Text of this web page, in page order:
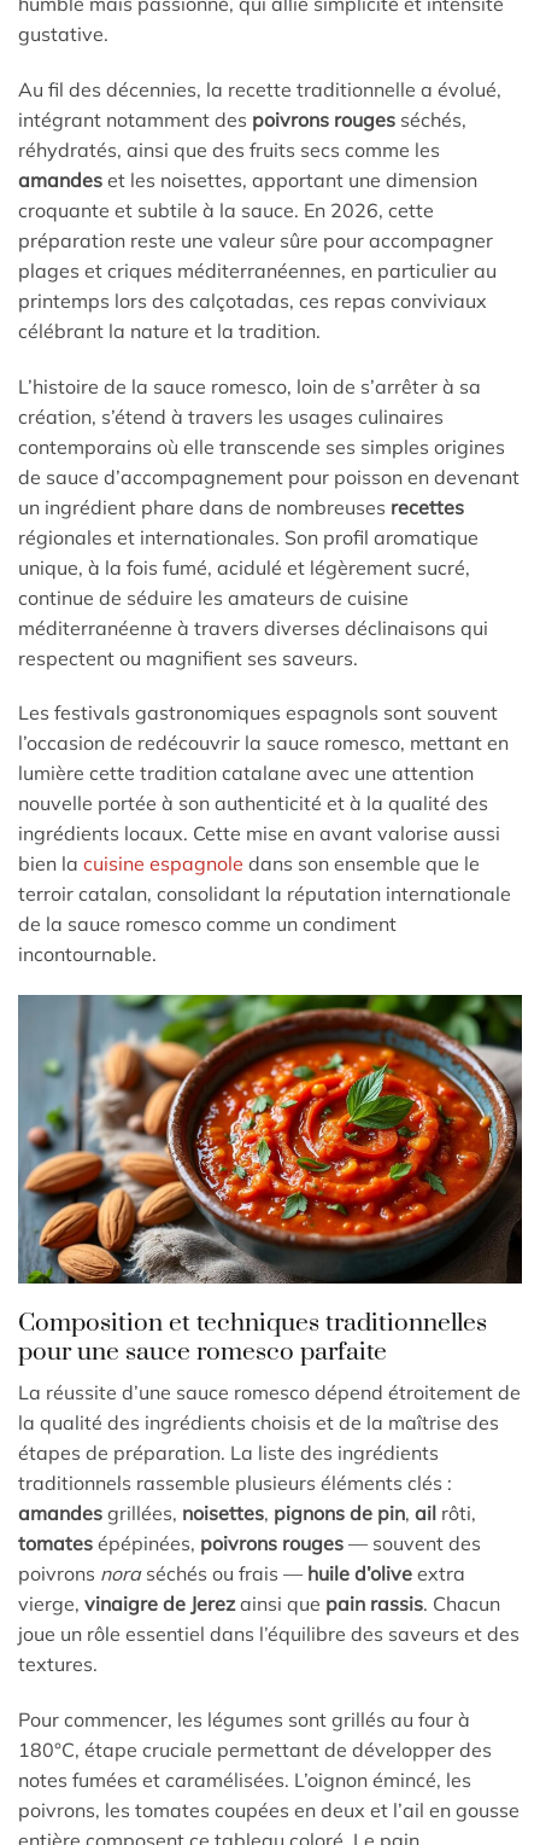
gustative.
Au fil des décennies, la recette traditionnelle a évolué,
intégrant notamment des poivrons rouges séchés,
réhydratés, ainsi que des fruits secs comme les
amandes et les noisettes, apportant une dimension
croquante et subtile à la sauce. En 2026, cette
préparation reste une valeur sûre pour accompagner
plages et criques méditerranéennes, en particulier au
printemps lors des calçotadas, ces repas conviviaux
célébrant la nature et la tradition.
L’histoire de la sauce romesco, loin de s’arrêter à sa
création, s’étend à travers les usages culinaires
contemporains où elle transcende ses simples origines
de sauce d’accompagnement pour poisson en devenant
un ingrédient phare dans de nombreuses recettes
régionales et internationales. Son profil aromatique
unique, à la fois fumé, acidulé et légèrement sucré,
continue de séduire les amateurs de cuisine
méditerranéenne à travers diverses déclinaisons qui
respectent ou magnifient ses saveurs.
Les festivals gastronomiques espagnols sont souvent
l’occasion de redécouvrir la sauce romesco, mettant en
lumière cette tradition catalane avec une attention
nouvelle portée à son authenticité et à la qualité des
ingrédients locaux. Cette mise en avant valorise aussi
bien la cuisine espagnole dans son ensemble que le
terroir catalan, consolidant la réputation internationale
de la sauce romesco comme un condiment
incontournable.
Composition et techniques traditionnelles
pour une sauce romesco parfaite
La réussite d’une sauce romesco dépend étroitement de
la qualité des ingrédients choisis et de la maîtrise des
étapes de préparation. La liste des ingrédients
traditionnels rassemble plusieurs éléments clés :
amandes grillées, noisettes, pignons de pin, ail rôti,
tomates épépinées, poivrons rouges — souvent des
poivrons noraséchés ou frais — huile d’olive extra
vierge, vinaigre de Jerezainsi que pain rassis. Chacun
joue un rôle essentiel dans l’équilibre des saveurs et des
textures.
Pour commencer, les légumes sont grillés au four à
180°C, étape cruciale permettant de développer des
notes fumées et caramélisées. L’oignon émincé, les
poivrons, les tomates coupées en deux et l’ail en gousse